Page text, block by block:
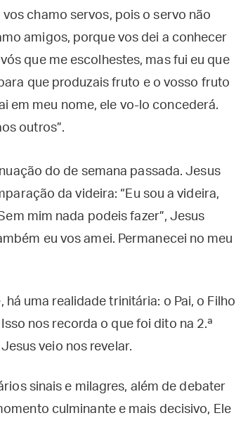
chamo servos, pois o servo não
amigos, porque vos dei a conhecer
que me escolhestes, mas fui eu que
que produzais fruto e o vosso fruto
em meu nome, ele vo-lo concederá.
outros”.
do de semana passada. Jesus
da videira: “Eu sou a videira,
mim nada podeis fazer”, Jesus
eu vos amei. Permanecei no meu
uma realidade trinitária: o Pai, o Filho
nos recorda o que foi dito na 2.ª
veio nos revelar.
sinais e milagres, além de debater
culminante e mais decisivo, Ele